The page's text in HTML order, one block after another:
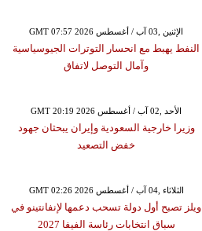
GMT 07:57 2026 الإثنين ,03 آب / أغسطس
النفط يهبط مع انحسار التوترات الجيوسياسية
وآمال التوصل لاتفاق
GMT 20:19 2026 الأحد ,02 آب / أغسطس
وزيرا خارجية السعودية وإيران يبحثان جهود
خفض التصعيد
GMT 02:26 2026 الثلاثاء ,04 آب / أغسطس
ويلز تصبح أول دولة تسحب دعمها لإنفانتينو في
سباق انتخابات رئاسة الفيفا 2027